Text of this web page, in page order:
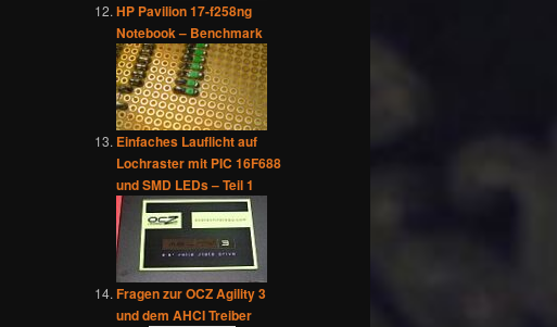
HP Pavilion 17-f258ng
Notebook – Benchmark
Einfaches Lauflicht auf
Lochraster mit PIC 16F688
und SMD LEDs – Teil 1
Fragen zur OCZ Agility 3
und dem AHCI Treiber